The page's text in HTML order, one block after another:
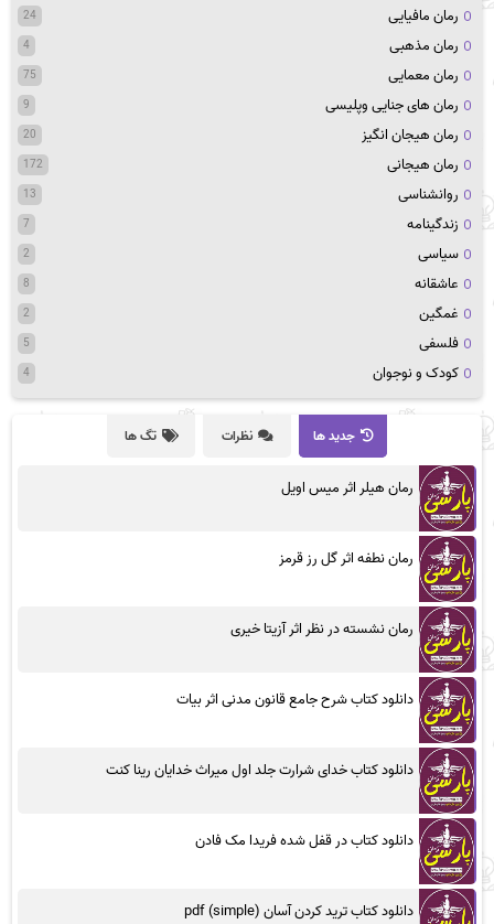
رمان مافیایی 24
رمان مذهبی 4
رمان معمایی 75
رمان های جنایی وپلیسی 9
رمان هیجان انگیز 20
رمان هیجانی 172
روانشناسی 13
زندگینامه 7
سیاسی 2
عاشقانه 8
غمگین 2
فلسفی 5
کودک و نوجوان 4
جدید ها نظرات تگ ها
رمان هیلر اثر میس اویل
رمان نطفه اثر گل رز قرمز
رمان نشسته در نظر اثر آزیتا خیری
دانلود کتاب شرح جامع قانون مدنی اثر بیات
دانلود کتاب خدای شرارت جلد اول میراث خدایان رینا کنت
دانلود کتاب در قفل شده فریدا مک فادن
دانلود کتاب ترید کردن آسان (simple) pdf